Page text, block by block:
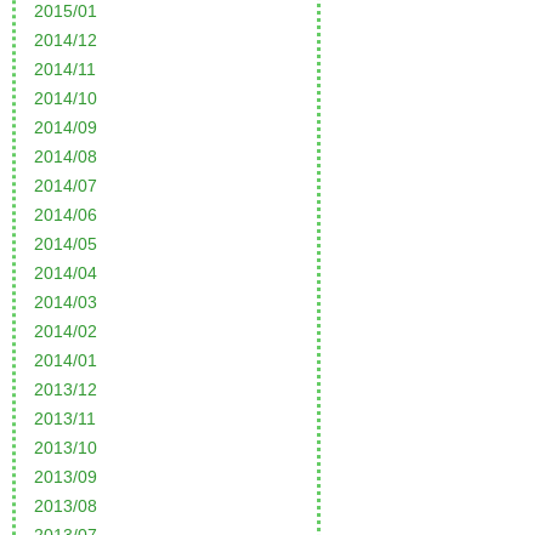
2015/01
2014/12
2014/11
2014/10
2014/09
2014/08
2014/07
2014/06
2014/05
2014/04
2014/03
2014/02
2014/01
2013/12
2013/11
2013/10
2013/09
2013/08